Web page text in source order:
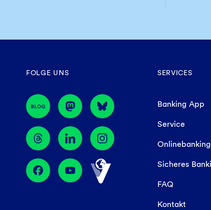
FOLGE UNS SERVICES
Banking App
Service
Sicheres
FAQ
Kontakt